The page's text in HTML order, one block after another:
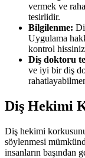
vermek ve
tesirlidir.
Bilgilenme:
Uygulama
kontrol
Diş doktoru
ve iyi bir diş
Diş Hekimi
Diş hekimi
söylenmesi
insanların başından